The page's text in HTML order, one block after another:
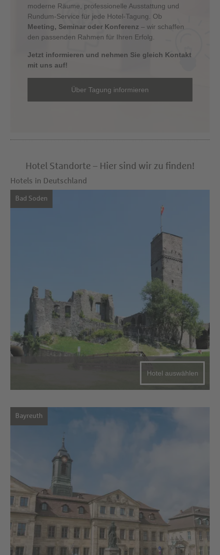
moderne Räume, professionelle Ausstattung und
Rundum-Service für jede Hotel-Tagung. Ob
Meeting, Seminar oder Konferenz – wir schaffen
den passenden Rahmen für Ihren Erfolg.
Jetzt informieren und nehmen Sie gleich Kontakt
mit uns auf!
Über Tagung informieren
Hotel Standorte – Hier sind wir zu finden!
Hotels in Deutschland
Bad Soden
Hotel auswählen
Bayreuth